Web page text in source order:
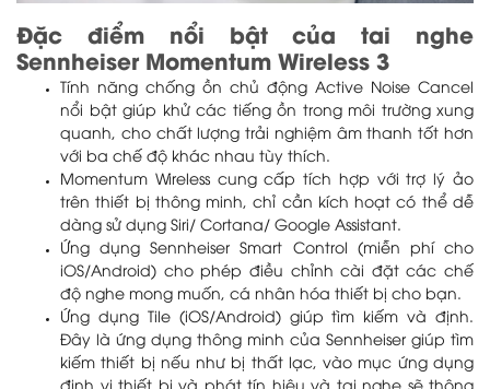
Đặc điểm nổi bật của tai nghe
Sennheiser Momentum Wireless 3
Tính năng chống ồn chủ động Active Noise Cancel
nổi bật giúp khử các tiếng ồn trong môi trường xung
quanh, cho chất lượng trải nghiệm âm thanh tốt hơn
với ba chế độ khác nhau tùy thích.
Momentum Wireless cung cấp tích hợp với trợ lý ảo
trên thiết bị thông minh, chỉ cần kích hoạt có thể dễ
dàng sử dụng Siri/ Cortana/ Google Assistant.
Ứng dụng Sennheiser Smart Control (miễn phí cho
iOS/Android) cho phép điều chỉnh cài đặt các chế
độ nghe mong muốn, cá nhân hóa thiết bị cho bạn.
Ứng dụng Tile (iOS/Android) giúp tìm kiếm và định.
Đây là ứng dụng thông minh của Sennheiser giúp tìm
kiếm thiết bị nếu như bị thất lạc, vào mục ứng dụng